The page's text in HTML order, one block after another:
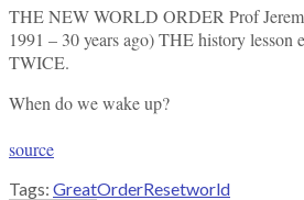
THE NEW WORLD ORDER Prof
1991 – 30 years ago) THE history lesson
TWICE.
When do we wake up?
source
Tags: GreatOrderResetworld